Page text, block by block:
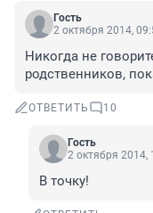
Гость
2 октября 2014,
Никогда не
родственников,
ОТВЕТИТЬ 10
Гость
2 октября 2014,
В точку!